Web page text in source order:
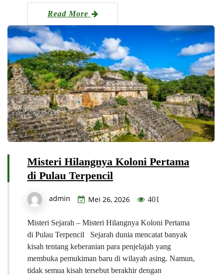
Read More
Misteri Hilangnya Koloni Pertama
di Pulau Terpencil
admin Mei 26, 2026 401
Misteri Sejarah – Misteri Hilangnya Koloni Pertama
di Pulau Terpencil Sejarah dunia mencatat banyak
kisah tentang keberanian para penjelajah yang
membuka pemukiman baru di wilayah asing. Namun,
tidak semua kisah tersebut berakhir dengan